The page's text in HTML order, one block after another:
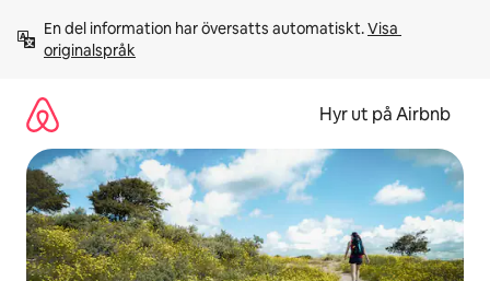
innehåll
En del information har översatts automatiskt. Visa
originalspråk
Hyr ut på Airbnb